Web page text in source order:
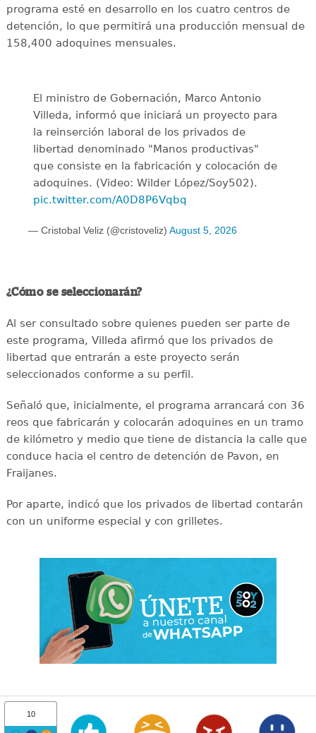
programa esté en desarrollo en los cuatro centros de
detención, lo que permitirá una producción mensual de
158,400 adoquines mensuales.
El ministro de Gobernación, Marco Antonio
Villeda, informó que iniciará un proyecto para
la reinserción laboral de los privados de
libertad denominado "Manos productivas"
que consiste en la fabricación y colocación de
adoquines. (Video: Wilder López/Soy502).
pic.twitter.com/A0D8P6Vqbq
— Cristobal Veliz (@cristoveliz) August 5, 2026
¿Cómo se seleccionarán?
Al ser consultado sobre quienes pueden ser parte de
este programa, Villeda afirmó que los privados de
libertad que entrarán a este proyecto serán
seleccionados conforme a su perfil.
Señaló que, inicialmente, el programa arrancará con 36
reos que fabricarán y colocarán adoquines en un tramo
de kilómetro y medio que tiene de distancia la calle que
conduce hacia el centro de detención de Pavon, en
Fraijanes.
Por aparte, indicó que los privados de libertad contarán
con un uniforme especial y con grilletes.
10